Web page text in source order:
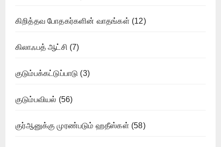
கிறித்தவ போதகர்களின் வாதங்கள் (12)
கிலாஃபத் ஆட்சி (7)
குடும்பக்கட்டுப்பாடு (3)
குடும்பவியல் (56)
குர்ஆனுக்கு முரண்படும் ஹதீஸ்கள் (58)